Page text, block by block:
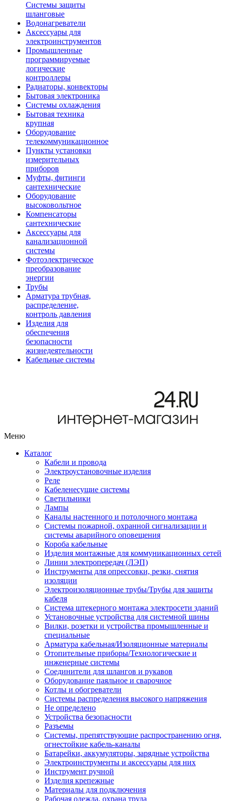
Системы защиты
шланговые
Водонагреватели
Аксессуары для
электроинструментов
Промышленные
программируемые
логические
контроллеры
Радиаторы, конвекторы
Бытовая электроника
Системы охлаждения
Бытовая техника
крупная
Оборудование
телекоммуникационное
Пункты установки
измерительных
приборов
Муфты, фитинги
сантехнические
Оборудование
высоковольтное
Компенсаторы
сантехнические
Аксессуары для
канализационной
системы
Фотоэлектрическое
преобразование
энергии
Трубы
Арматура трубная,
распределение,
контроль давления
Изделия для
обеспечения
безопасности
жизнедеятельности
Кабельные системы
Меню
Каталог
Кабели и провода
Электроустановочные изделия
Реле
Кабеленесущие системы
Светильники
Лампы
Каналы настенного и потолочного монтажа
Системы пожарной, охранной сигнализации и
системы аварийного оповещения
Короба кабельные
Изделия монтажные для коммуникационных сетей
Линии электропередач (ЛЭП)
Инструменты для опрессовки, резки, снятия
изоляции
Электроизоляционные трубы/Трубы для защиты
кабеля
Система штекерного монтажа электросети зданий
Установочные устройства для системной шины
Вилки, розетки и устройства промышленные и
специальные
Арматура кабельная/Изоляционные материалы
Отопительные приборы/Технологические и
инженерные системы
Соединители для шлангов и рукавов
Оборудование паяльное и сварочное
Котлы и обогреватели
Системы распределения высокого напряжения
Не определено
Устройства безопасности
Разъемы
Системы, препятствующие распространению огня,
огнестойкие кабель-каналы
Батарейки, аккумуляторы, зарядные устройства
Электроинструменты и аксессуары для них
Инструмент ручной
Изделия крепежные
Материалы для подключения
Рабочая одежда, охрана труда